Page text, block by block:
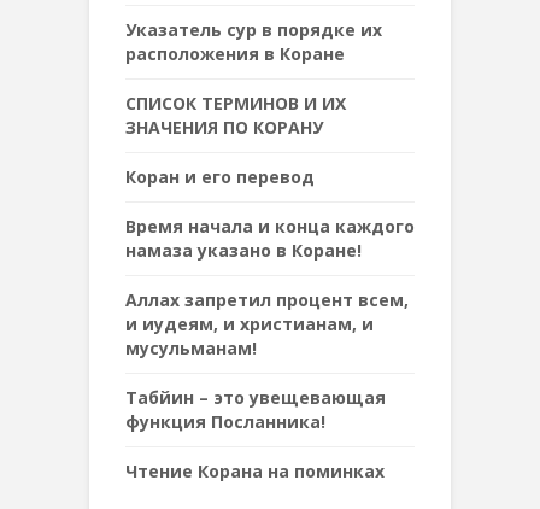
Указатель сур в порядке их
расположения в Коране
СПИСОК ТЕРМИНОВ И ИХ
ЗНАЧЕНИЯ ПО КОРАНУ
Коран и его перевод
Время начала и конца каждого
намаза указано в Коране!
Аллах запретил процент всем,
и иудеям, и христианам, и
мусульманам!
Табйин – это увещевающая
функция Посланника!
Чтение Корана на поминках